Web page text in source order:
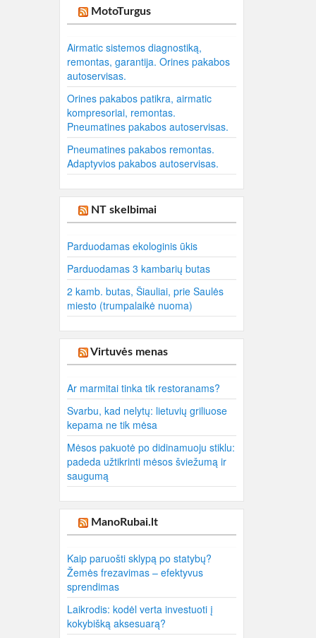
MotoTurgus
Airmatic sistemos diagnostiką,
remontas, garantija. Orines pakabos
autoservisas.
Orines pakabos patikra, airmatic
kompresoriai, remontas.
Pneumatines pakabos autoservisas.
Pneumatines pakabos remontas.
Adaptyvios pakabos autoservisas.
NT skelbimai
Parduodamas ekologinis ūkis
Parduodamas 3 kambarių butas
2 kamb. butas, Šiauliai, prie Saulės
miesto (trumpalaikė nuoma)
Virtuvės menas
Ar marmitai tinka tik restoranams?
Svarbu, kad nelytų: lietuvių griliuose
kepama ne tik mėsa
Mėsos pakuotė po didinamuoju stiklu:
padeda užtikrinti mėsos šviežumą ir
saugumą
ManoRubai.lt
Kaip paruošti sklypą po statybų?
Žemės frezavimas – efektyvus
sprendimas
Laikrodis: kodėl verta investuoti į
kokybišką aksesuarą?